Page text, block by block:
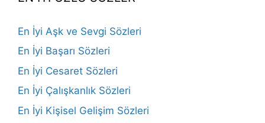
En İyi Aşk ve Sevgi Sözleri
En İyi Başarı Sözleri
En İyi Cesaret Sözleri
En İyi Çalışkanlık Sözleri
En İyi Kişisel Gelişim Sözleri